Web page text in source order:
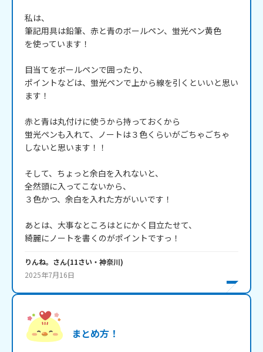
私は、
筆記用具は鉛筆、赤と青のボールペン、蛍光ペン黄色
を使っています！
目当てをボールペンで囲ったり、
ポイントなどは、蛍光ペンで上から線を引くといいと思い
ます！
赤と青は丸付けに使うから持っておくから
蛍光ペンも入れて、ノートは３色くらいがごちゃごちゃ
しないと思います！！
そして、ちょっと余白を入れないと、
全然頭に入ってこないから、
３色かつ、余白を入れた方がいいです！
あとは、大事なところはとにかく目立たせて、
りんね。 さん(11さい・ 神奈川)
2025年7月16日
まとめ方！